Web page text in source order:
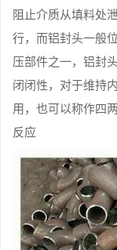
阻止介质从填料处
行，而铝封头一般
压部件之一，铝封
闭闭性，对于维持
用，也可以称作四
反应